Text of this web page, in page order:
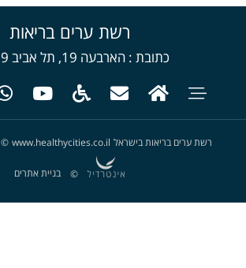
רשת ערים בריאות
כתובת הארבעה 19, תל אביב 64739
רשת ערים בריאות בישראל www.healthycities.co.il
©
© בניית אתרים